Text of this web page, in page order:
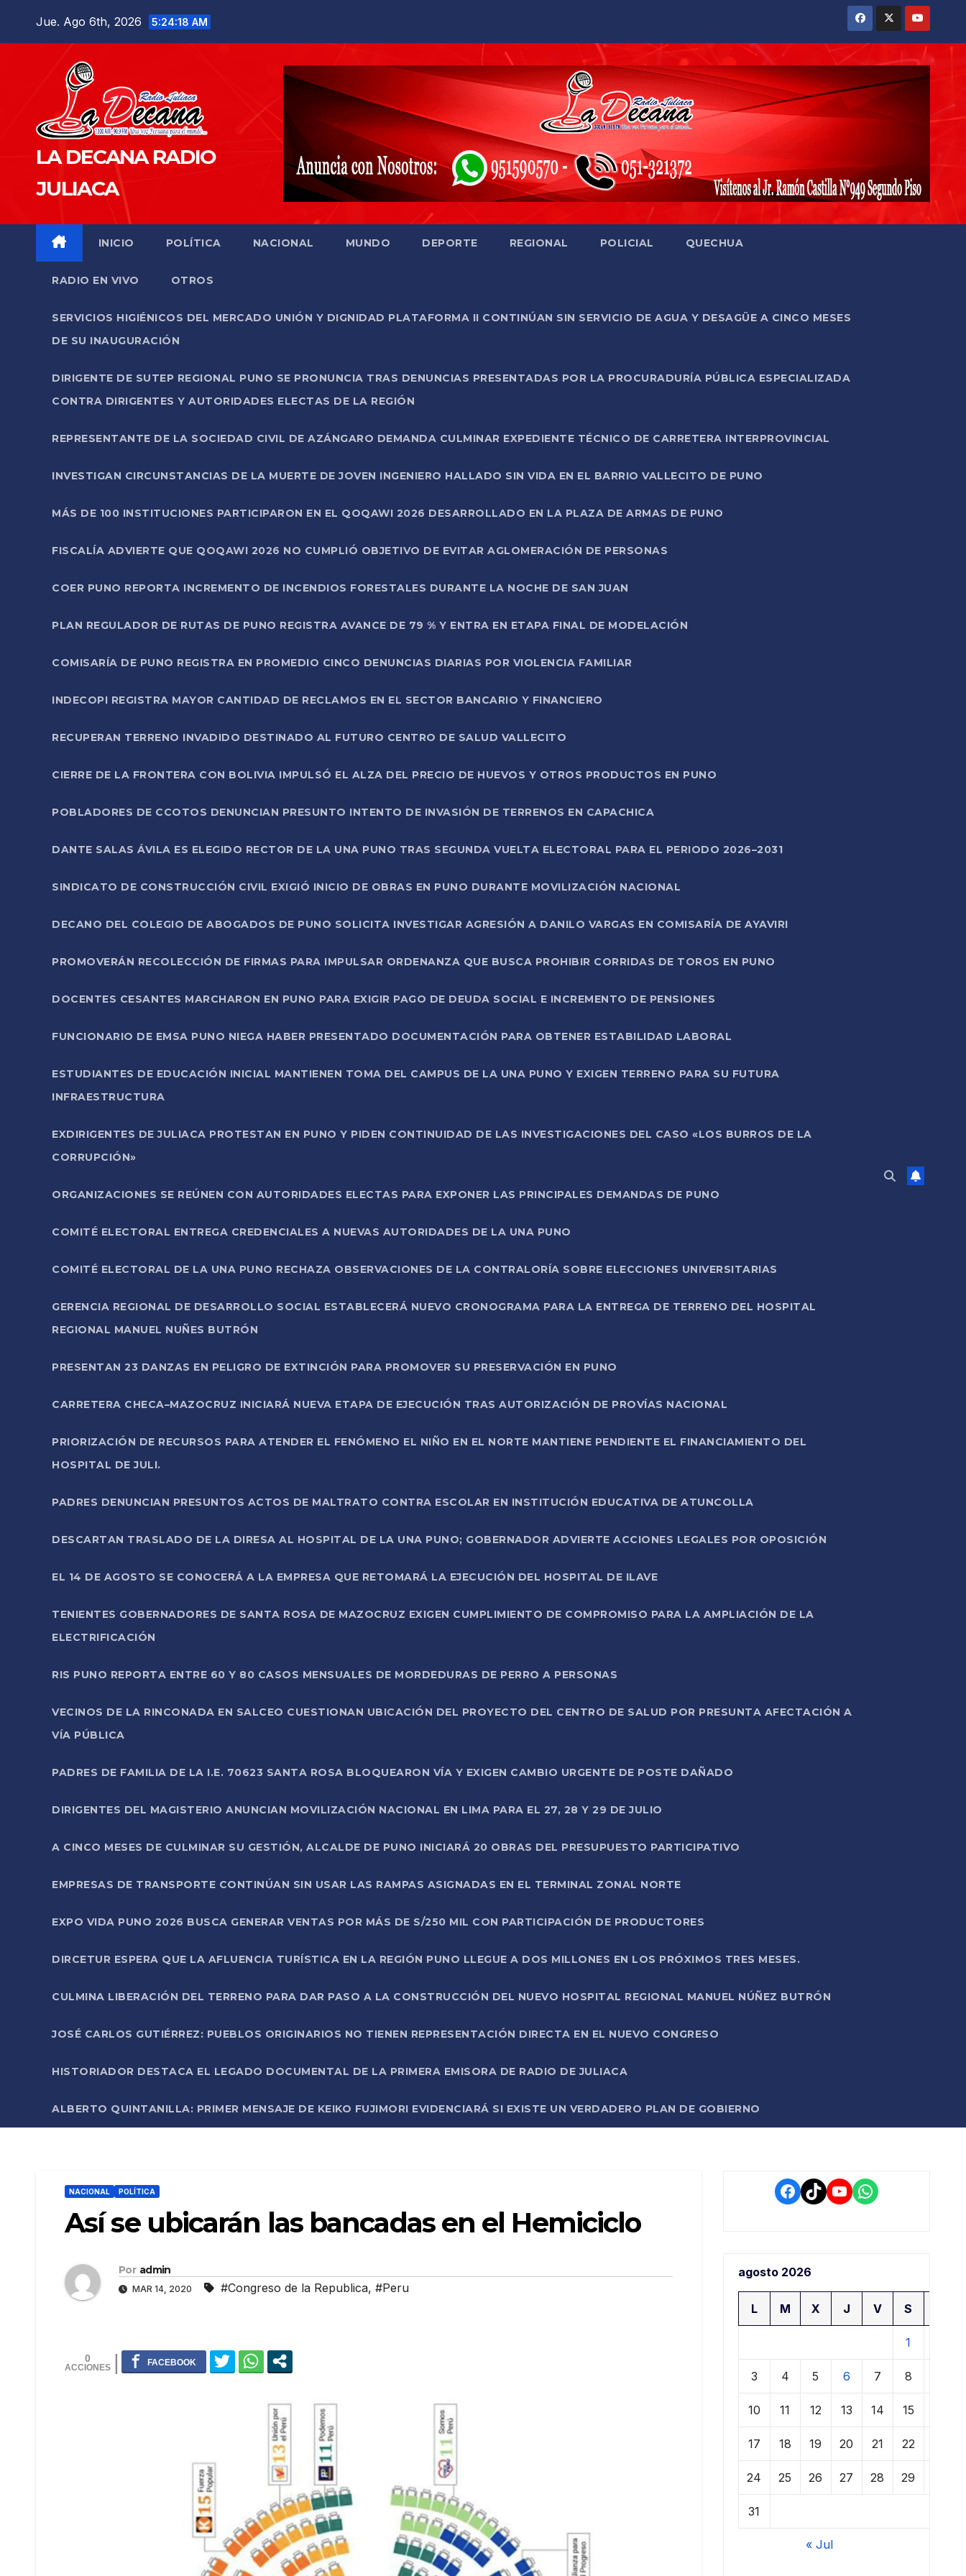
Jue. Ago 6th, 2026 5:24:19 AM
LA DECANA RADIO
JULIACA
INICIO POLÍTICA NACIONAL MUNDO DEPORTE REGIONAL POLICIAL QUECHUA
RADIO EN VIVO OTROS
SERVICIOS HIGIÉNICOS DEL MERCADO UNIÓN Y DIGNIDAD PLATAFORMA II CONTINÚAN SIN SERVICIO DE AGUA Y DESAGÜE A CINCO MESES
DE SU INAUGURACIÓN
DIRIGENTE DE SUTEP REGIONAL PUNO SE PRONUNCIA TRAS DENUNCIAS PRESENTADAS POR LA PROCURADURÍA PÚBLICA ESPECIALIZADA
CONTRA DIRIGENTES Y AUTORIDADES ELECTAS DE LA REGIÓN
REPRESENTANTE DE LA SOCIEDAD CIVIL DE AZÁNGARO DEMANDA CULMINAR EXPEDIENTE TÉCNICO DE CARRETERA INTERPROVINCIAL
INVESTIGAN CIRCUNSTANCIAS DE LA MUERTE DE JOVEN INGENIERO HALLADO SIN VIDA EN EL BARRIO VALLECITO DE PUNO
MÁS DE 100 INSTITUCIONES PARTICIPARON EN EL QOQAWI 2026 DESARROLLADO EN LA PLAZA DE ARMAS DE PUNO
FISCALÍA ADVIERTE QUE QOQAWI 2026 NO CUMPLIÓ OBJETIVO DE EVITAR AGLOMERACIÓN DE PERSONAS
COER PUNO REPORTA INCREMENTO DE INCENDIOS FORESTALES DURANTE LA NOCHE DE SAN JUAN
PLAN REGULADOR DE RUTAS DE PUNO REGISTRA AVANCE DE 79 % Y ENTRA EN ETAPA FINAL DE MODELACIÓN
COMISARÍA DE PUNO REGISTRA EN PROMEDIO CINCO DENUNCIAS DIARIAS POR VIOLENCIA FAMILIAR
INDECOPI REGISTRA MAYOR CANTIDAD DE RECLAMOS EN EL SECTOR BANCARIO Y FINANCIERO
RECUPERAN TERRENO INVADIDO DESTINADO AL FUTURO CENTRO DE SALUD VALLECITO
CIERRE DE LA FRONTERA CON BOLIVIA IMPULSÓ EL ALZA DEL PRECIO DE HUEVOS Y OTROS PRODUCTOS EN PUNO
POBLADORES DE CCOTOS DENUNCIAN PRESUNTO INTENTO DE INVASIÓN DE TERRENOS EN CAPACHICA
DANTE SALAS ÁVILA ES ELEGIDO RECTOR DE LA UNA PUNO TRAS SEGUNDA VUELTA ELECTORAL PARA EL PERIODO 2026–2031
SINDICATO DE CONSTRUCCIÓN CIVIL EXIGIÓ INICIO DE OBRAS EN PUNO DURANTE MOVILIZACIÓN NACIONAL
DECANO DEL COLEGIO DE ABOGADOS DE PUNO SOLICITA INVESTIGAR AGRESIÓN A DANILO VARGAS EN COMISARÍA DE AYAVIRI
PROMOVERÁN RECOLECCIÓN DE FIRMAS PARA IMPULSAR ORDENANZA QUE BUSCA PROHIBIR CORRIDAS DE TOROS EN PUNO
DOCENTES CESANTES MARCHARON EN PUNO PARA EXIGIR PAGO DE DEUDA SOCIAL E INCREMENTO DE PENSIONES
FUNCIONARIO DE EMSA PUNO NIEGA HABER PRESENTADO DOCUMENTACIÓN PARA OBTENER ESTABILIDAD LABORAL
ESTUDIANTES DE EDUCACIÓN INICIAL MANTIENEN TOMA DEL CAMPUS DE LA UNA PUNO Y EXIGEN TERRENO PARA SU FUTURA
INFRAESTRUCTURA
EXDIRIGENTES DE JULIACA PROTESTAN EN PUNO Y PIDEN CONTINUIDAD DE LAS INVESTIGACIONES DEL CASO «LOS BURROS DE LA
CORRUPCIÓN»
ORGANIZACIONES SE REÚNEN CON AUTORIDADES ELECTAS PARA EXPONER LAS PRINCIPALES DEMANDAS DE PUNO
COMITÉ ELECTORAL ENTREGA CREDENCIALES A NUEVAS AUTORIDADES DE LA UNA PUNO
COMITÉ ELECTORAL DE LA UNA PUNO RECHAZA OBSERVACIONES DE LA CONTRALORÍA SOBRE ELECCIONES UNIVERSITARIAS
GERENCIA REGIONAL DE DESARROLLO SOCIAL ESTABLECERÁ NUEVO CRONOGRAMA PARA LA ENTREGA DE TERRENO DEL HOSPITAL
REGIONAL MANUEL NUÑES BUTRÓN
PRESENTAN 23 DANZAS EN PELIGRO DE EXTINCIÓN PARA PROMOVER SU PRESERVACIÓN EN PUNO
CARRETERA CHECA–MAZOCRUZ INICIARÁ NUEVA ETAPA DE EJECUCIÓN TRAS AUTORIZACIÓN DE PROVÍAS NACIONAL
PRIORIZACIÓN DE RECURSOS PARA ATENDER EL FENÓMENO EL NIÑO EN EL NORTE MANTIENE PENDIENTE EL FINANCIAMIENTO DEL
HOSPITAL DE JULI.
PADRES DENUNCIAN PRESUNTOS ACTOS DE MALTRATO CONTRA ESCOLAR EN INSTITUCIÓN EDUCATIVA DE ATUNCOLLA
DESCARTAN TRASLADO DE LA DIRESA AL HOSPITAL DE LA UNA PUNO; GOBERNADOR ADVIERTE ACCIONES LEGALES POR OPOSICIÓN
EL 14 DE AGOSTO SE CONOCERÁ A LA EMPRESA QUE RETOMARÁ LA EJECUCIÓN DEL HOSPITAL DE ILAVE
TENIENTES GOBERNADORES DE SANTA ROSA DE MAZOCRUZ EXIGEN CUMPLIMIENTO DE COMPROMISO PARA LA AMPLIACIÓN DE LA
ELECTRIFICACIÓN
RIS PUNO REPORTA ENTRE 60 Y 80 CASOS MENSUALES DE MORDEDURAS DE PERRO A PERSONAS
VECINOS DE LA RINCONADA EN SALCEO CUESTIONAN UBICACIÓN DEL PROYECTO DEL CENTRO DE SALUD POR PRESUNTA AFECTACIÓN A
VÍA PÚBLICA
PADRES DE FAMILIA DE LA I.E. 70623 SANTA ROSA BLOQUEARON VÍA Y EXIGEN CAMBIO URGENTE DE POSTE DAÑADO
DIRIGENTES DEL MAGISTERIO ANUNCIAN MOVILIZACIÓN NACIONAL EN LIMA PARA EL 27, 28 Y 29 DE JULIO
A CINCO MESES DE CULMINAR SU GESTIÓN, ALCALDE DE PUNO INICIARÁ 20 OBRAS DEL PRESUPUESTO PARTICIPATIVO
EMPRESAS DE TRANSPORTE CONTINÚAN SIN USAR LAS RAMPAS ASIGNADAS EN EL TERMINAL ZONAL NORTE
EXPO VIDA PUNO 2026 BUSCA GENERAR VENTAS POR MÁS DE S/250 MIL CON PARTICIPACIÓN DE PRODUCTORES
DIRCETUR ESPERA QUE LA AFLUENCIA TURÍSTICA EN LA REGIÓN PUNO LLEGUE A DOS MILLONES EN LOS PRÓXIMOS TRES MESES.
CULMINA LIBERACIÓN DEL TERRENO PARA DAR PASO A LA CONSTRUCCIÓN DEL NUEVO HOSPITAL REGIONAL MANUEL NÚÑEZ BUTRÓN
JOSÉ CARLOS GUTIÉRREZ: PUEBLOS ORIGINARIOS NO TIENEN REPRESENTACIÓN DIRECTA EN EL NUEVO CONGRESO
HISTORIADOR DESTACA EL LEGADO DOCUMENTAL DE LA PRIMERA EMISORA DE RADIO DE JULIACA
ALBERTO QUINTANILLA: PRIMER MENSAJE DE KEIKO FUJIMORI EVIDENCIARÁ SI EXISTE UN VERDADERO PLAN DE GOBIERNO
NACIONAL POLÍTICA
Así se ubicarán las bancadas en el Hemiciclo
Por admin
MAR 14, 2020 #Congreso de la Republica, #Peru
0
Facebook
TikTokYouTube
WhatsApp
agosto 2026
L M X J V S
1
3 4 5 6 7 8
10 11 12 13 14 15
17 18 19 20 21 22
24 25 26 27 28 29
31
« Jul